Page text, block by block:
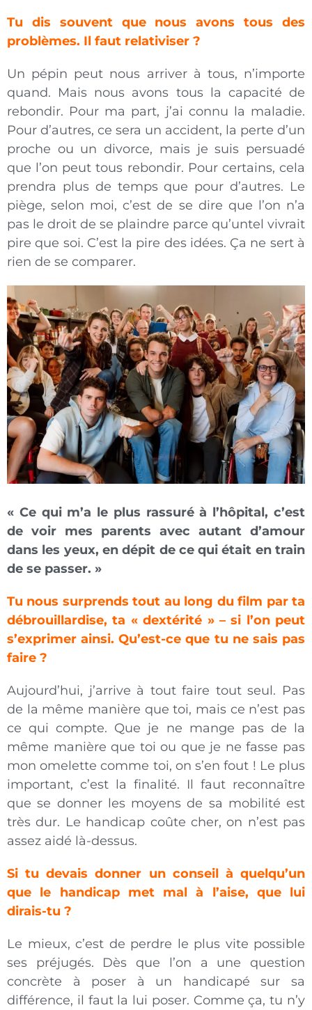
Tu dis souvent que nous avons tous des
problèmes. Il faut relativiser ?
Un pépin peut nous arriver à tous, n’importe
quand. Mais nous avons tous la capacité de
rebondir. Pour ma part, j’ai connu la maladie.
Pour d’autres, ce sera un accident, la perte d’un
proche ou un divorce, mais je suis persuadé
que l’on peut tous rebondir. Pour certains, cela
prendra plus de temps que pour d’autres. Le
piège, selon moi, c’est de se dire que l’on n’a
pas le droit de se plaindre parce qu’untel vivrait
pire que soi. C’est la pire des idées. Ça ne sert à
rien de se comparer.
« Ce qui m’a le plus rassuré à l’hôpital, c’est
de voir mes parents avec autant d’amour
dans les yeux, en dépit de ce qui était en train
de se passer. »
Tu nous surprends tout au long du film par ta
débrouillardise, ta « dextérité » – si l’on peut
s’exprimer ainsi. Qu’est-ce que tu ne sais pas
faire ?
Aujourd’hui, j’arrive à tout faire tout seul. Pas
de la même manière que toi, mais ce n’est pas
ce qui compte. Que je ne mange pas de la
même manière que toi ou que je ne fasse pas
mon omelette comme toi, on s’en fout ! Le plus
important, c’est la finalité. Il faut reconnaître
que se donner les moyens de sa mobilité est
très dur. Le handicap coûte cher, on n’est pas
assez aidé là-dessus.
Si tu devais donner un conseil à quelqu’un
que le handicap met mal à l’aise, que lui
dirais-tu ?
Le mieux, c’est de perdre le plus vite possible
ses préjugés. Dès que l’on a une question
concrète à poser à un handicapé sur sa
différence, il faut la lui poser. Comme ça, tu n’y